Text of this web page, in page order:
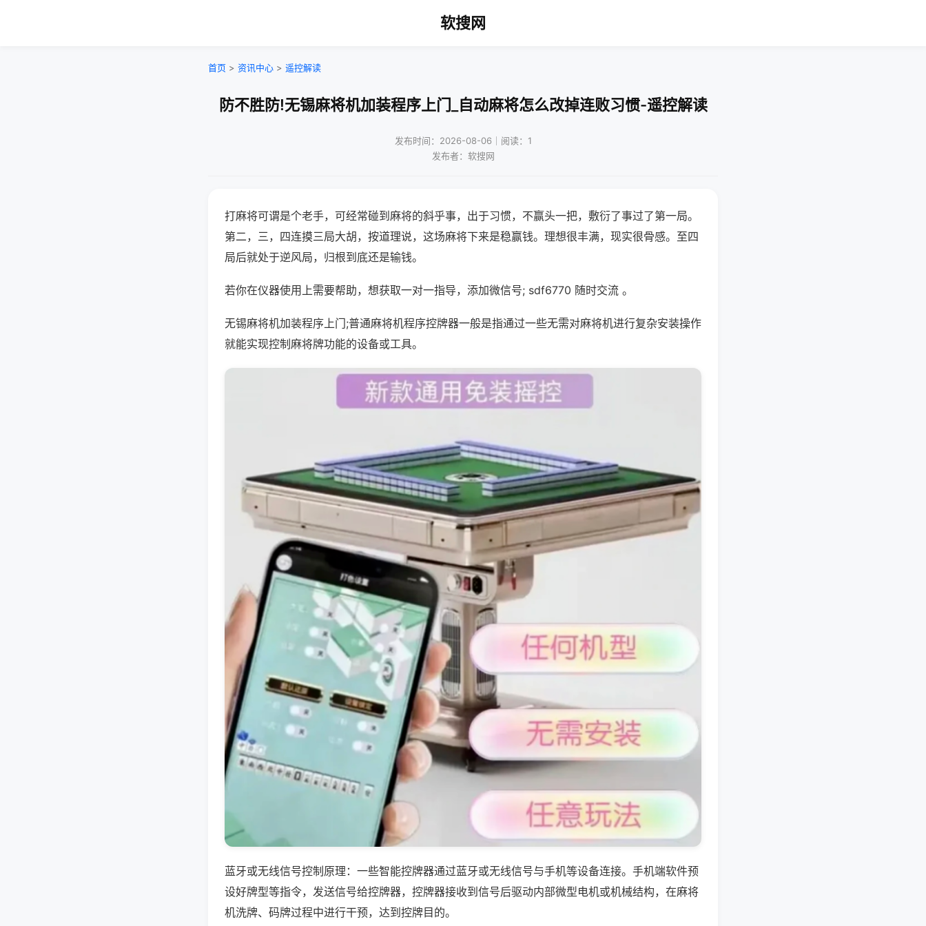
软搜网
首页 > 资讯中心 > 遥控解读
防不胜防!无锡麻将机加装程序上门_自动麻将怎么改掉连败习惯-遥控解读
发布时间：2026-08-06｜阅读：1
发布者：软搜网
打麻将可谓是个老手，可经常碰到麻将的斜乎事，出于习惯，不赢头一把，敷衍了事过了第一局。
第二，三，四连摸三局大胡，按道理说，这场麻将下来是稳赢钱。理想很丰满，现实很骨感。至四
局后就处于逆风局，归根到底还是输钱。
若你在仪器使用上需要帮助，想获取一对一指导，添加微信号; sdf6770 随时交流 。
无锡麻将机加装程序上门;普通麻将机程序控牌器一般是指通过一些无需对麻将机进行复杂安装操作
就能实现控制麻将牌功能的设备或工具。
蓝牙或无线信号控制原理：一些智能控牌器通过蓝牙或无线信号与手机等设备连接。手机端软件预
设好牌型等指令，发送信号给控牌器，控牌器接收到信号后驱动内部微型电机或机械结构，在麻将
机洗牌、码牌过程中进行干预，达到控牌目的。